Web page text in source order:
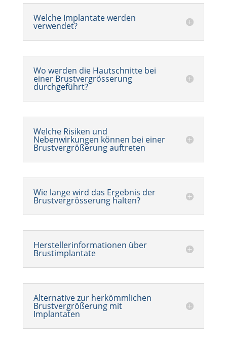
Welche Implantate werden
verwendet?
Wo werden die Hautschnitte bei
einer Brustvergrösserung
durchgeführt?
Welche Risiken und
Nebenwirkungen können bei einer
Brustvergrößerung auftreten
Wie lange wird das Ergebnis der
Brustvergrösserung halten?
Herstellerinformationen über
Brustimplantate
Alternative zur herkömmlichen
Brustvergrößerung mit
Implantaten